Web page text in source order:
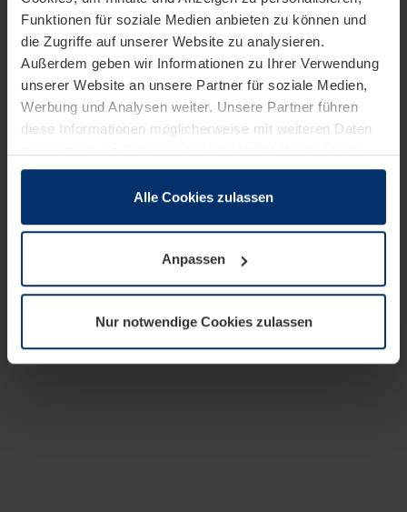
Funktionen für soziale Medien anbieten zu können und
die Zugriffe auf unserer Website zu analysieren.
Außerdem geben wir Informationen zu Ihrer Verwendung
unserer Website an unsere Partner für soziale Medien,
Werbung und Analysen weiter. Unsere Partner führen
diese Informationen möglicherweise mit weiteren Daten
sie im Rahmen Ihrer Nutzung der Dienste gesammelt
wenn diese für den Betrieb dieser Seite unbedingt
notwendig sind. Für alle anderen Cookie-Typen benötigen
wir Ihre Erlaubnis. Ihre Einwilligung können Sie jederzeit
Datenschutzerklärungunserer Website ändern oder
widerrufen.
Alle Cookies zulassen
Anpassen
Nur notwendige Cookies zulassen